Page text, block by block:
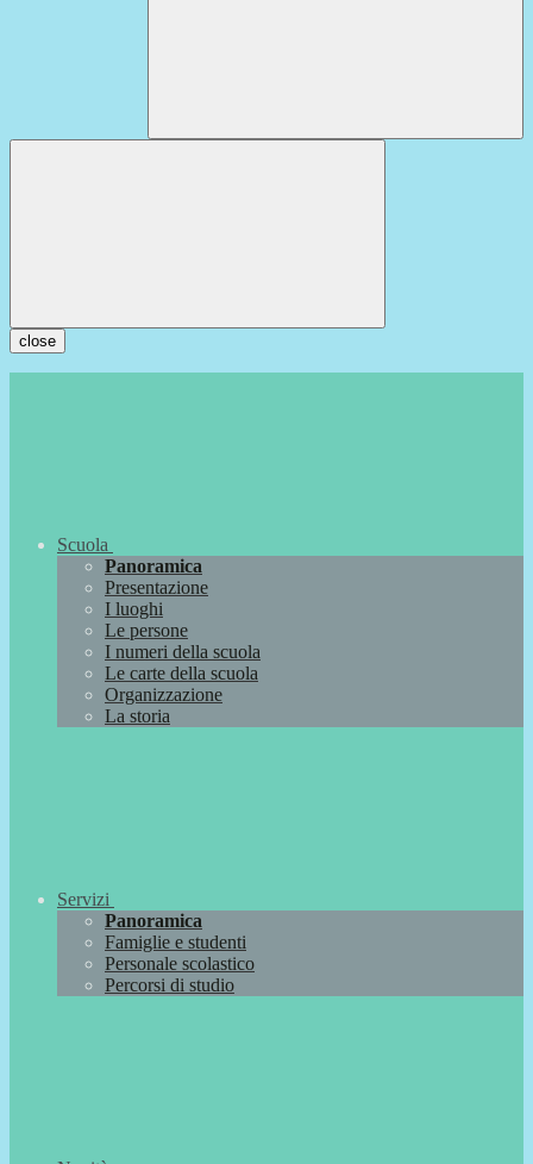
close
Scuola
Panoramica
Presentazione
I luoghi
Le persone
I numeri della scuola
Le carte della scuola
Organizzazione
La storia
Servizi
Panoramica
Famiglie e studenti
Personale scolastico
Percorsi di studio